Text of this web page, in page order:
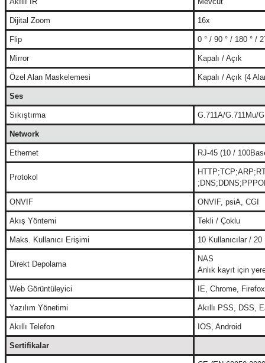
Dijital Zoom 16x
Flip 0 ° / 90 ° / 180 ° /
Mirror Kapalı / Açık
Özel Alan Maskelemesi Kapalı / Açık (4
Ses
Sıkıştırma G.711A/G.711Mu/
Network
Ethernet RJ-45 (10 /
Protokol
ONVIF ONVIF, psiA, CGI
Akış Yöntemi Tekli / Çoklu
Maks. Kullanıcı Erişimi 10 Kullanıcılar / 20
Direkt Depolama
NAS
Anlık kayıt için
Web Görüntüleyici IE, Chrome,
Yazılım Yönetimi Akıllı PSS, DSS,
Akıllı Telefon IOS, Android
Sertifikalar